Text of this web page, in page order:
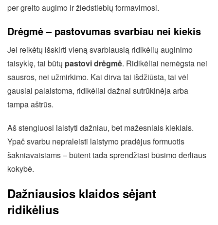
per greito augimo ir žiedstiebių formavimosi.
Drėgmė – pastovumas svarbiau nei kiekis
Jei reikėtų išskirti vieną svarbiausią ridikėlių auginimo
taisyklę, tai būtų pastovi drėgmė. Ridikėliai nemėgsta nei
sausros, nei užmirkimo. Kai dirva tai išdžiūsta, tai vėl
gausiai palaistoma, ridikėliai dažnai sutrūkinėja arba
tampa aštrūs.
Aš stengiuosi laistyti dažniau, bet mažesniais kiekiais.
Ypač svarbu nepraleisti laistymo pradėjus formuotis
šakniavaisiams – būtent tada sprendžiasi būsimo derliaus
kokybė.
Dažniausios klaidos sėjant
ridikėlius